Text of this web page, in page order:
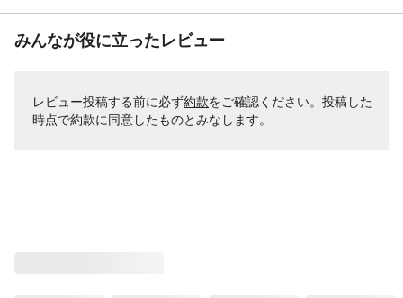
みんなが役に立ったレビュー
レビュー投稿する前に必ず約款をご確認ください。投稿した
時点で約款に同意したものとみなします。